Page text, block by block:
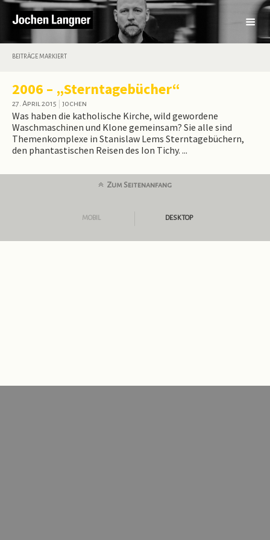
BEITRÄGE MARKIERT
2006 – „Sterntagebücher“
27. April 2015 jochen
Was haben die katholische Kirche, wild gewordene
Waschmaschinen und Klone gemeinsam? Sie alle sind
Themenkomplexe in Stanislaw Lems Sterntagebüchern,
den phantastischen Reisen des Ion Tichy. ...
Zum Seitenanfang
MOBIL DESKTOP